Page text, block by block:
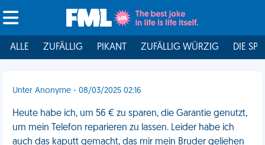
ALLE ZUFÄLLIG PIKANT ZUFÄLLIG WÜRZIG DIE
Unter Anonyme - 08/03/2025 02:16
Heute habe ich, um 56 € zu sparen, die Garantie genutzt,
um mein Telefon reparieren zu lassen. Leider habe ich
auch das kaputt gemacht, das mir mein Bruder geliehen